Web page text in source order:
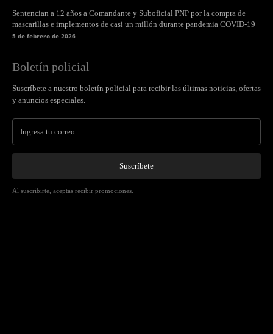
Sentencian a 12 años a Comandante y Suboficial PNP por la compra de
mascarillas e implementos de casi un millón durante pandemia COVID-19
5 de febrero de 2026
Boletín policial
Suscríbete a nuestro boletín policial para recibir las últimas noticias, ofertas
y anuncios especiales.
Suscríbete
Al suscribirte, aceptas recibir promociones.